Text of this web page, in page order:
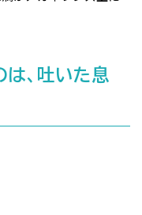
は、吐いた息